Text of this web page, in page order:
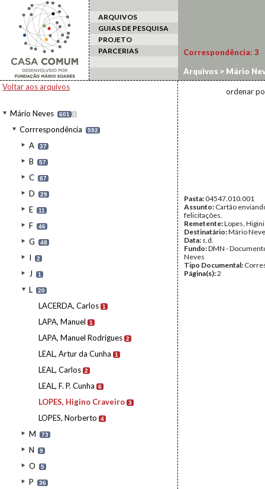
ARQUIVOS
GUIAS DE PESQUISA
PROJETO
PARCERIAS
Voltar aos arquivos
Mário Neves 601 I
Corrrespondência 592
A 37
B 57
C 87
D 29
E 11
F 46
G 48
I 2
J 1
L 20
LACERDA, Carlos 1
LAPA, Manuel 1
LAPA, Manuel Rodrigues 2
LEAL, Artur da Cunha 1
LEAL, Carlos 2
LEAL, F. P. Cunha 6
LOPES, Higino Craveiro 3
LOPES, Norberto 4
M 73
N 9
O 5
P 36
Correspondência: 3
Arquivos > Mário
ordenar
Pasta:04547.010.001
Assunto: Cartão
felicitações.
Remetente:Lopes,
Destinatário:Mário
Data: s.d.
Fundo:DMN -
Neves
Tipo Documental:
Página(s):2